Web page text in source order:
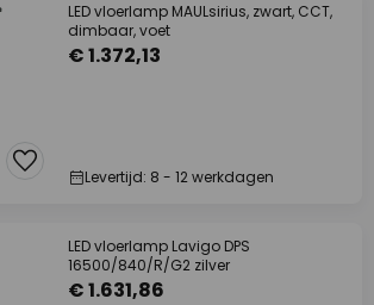
LED vloerlamp MAULsirius, zwart, CCT,
dimbaar, voet
€ 1.372,13
Levertijd: 8 - 12 werkdagen
LED vloerlamp Lavigo DPS
16500/840/R/G2 zilver
€ 1.631,86